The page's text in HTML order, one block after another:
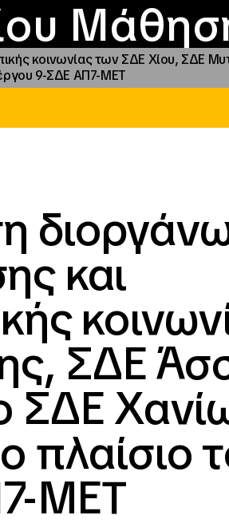
κοινωνίας των ΣΔΕ Χίου, ΣΔΕ
9-ΣΔΕ ΑΠ7-ΜΕΤ
και
ΣΔΕ
ΣΔΕ
πλαίσιο
ΜΕΤ